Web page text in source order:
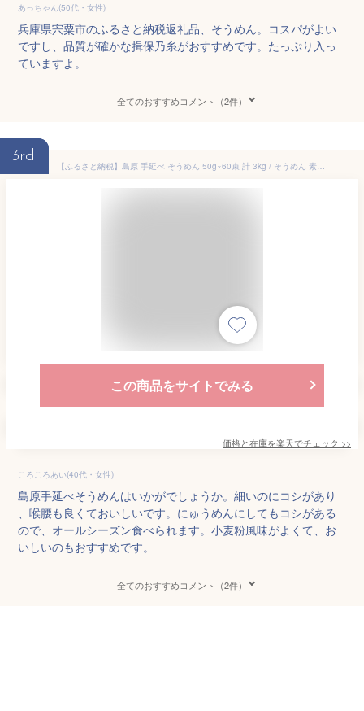
あっちゃん(50代・女性)
兵庫県宍粟市のふるさと納税返礼品、そうめん。コスパがよい
ですし、品質が確かな揖保乃糸がおすすめです。たっぷり入っ
ていますよ。
全てのおすすめコメント（2件）
3rd
【ふるさと納税】島原 手延べ そうめん 50g×60束 計 3kg / そうめん 素麺 麺 乾麺 / 南島原市 / こじま製麺[SAZ023]
この商品をサイトでみる
価格と在庫を楽天でチェック >>
ころころあい(40代・女性)
島原手延べそうめんはいかがでしょうか。細いのにコシがあり
、喉腰も良くておいしいです。にゅうめんにしてもコシがある
ので、オールシーズン食べられます。小麦粉風味がよくて、お
いしいのもおすすめです。
全てのおすすめコメント（2件）